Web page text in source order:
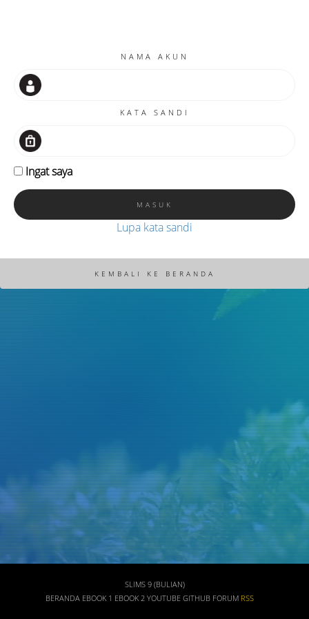
NAMA AKUN
KATA SANDI
Ingat saya
Lupa kata sandi
SLIMS 9 (BULIAN)
BERANDA EBOOK 1 EBOOK 2 YOUTUBE GITHUB FORUM RSS